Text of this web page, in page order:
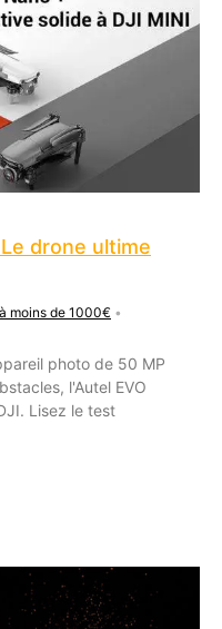
drone ultime
moins de 1000€ •
photo de 50 MP
l'Autel EVO
Lisez le test